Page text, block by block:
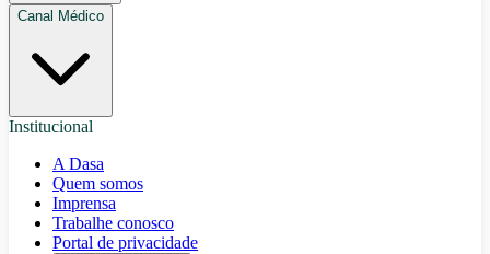
Canal Médico
Institucional
A Dasa
Quem somos
Imprensa
Trabalhe conosco
Portal de privacidade